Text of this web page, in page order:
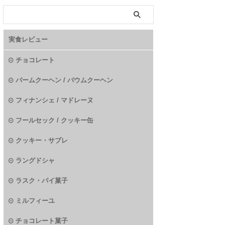
実食レビュー
チョコレート
バームクーヘン / バウムクーヘン
フィナンシェ / マドレーヌ
フールセック / クッキー缶
クッキー・サブレ
ラングドシャ
ラスク・パイ菓子
ミルフィーユ
チョコレート菓子